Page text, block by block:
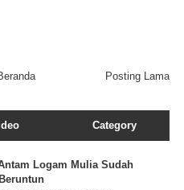
Posting Lama
Category
Logam Mulia Sudah